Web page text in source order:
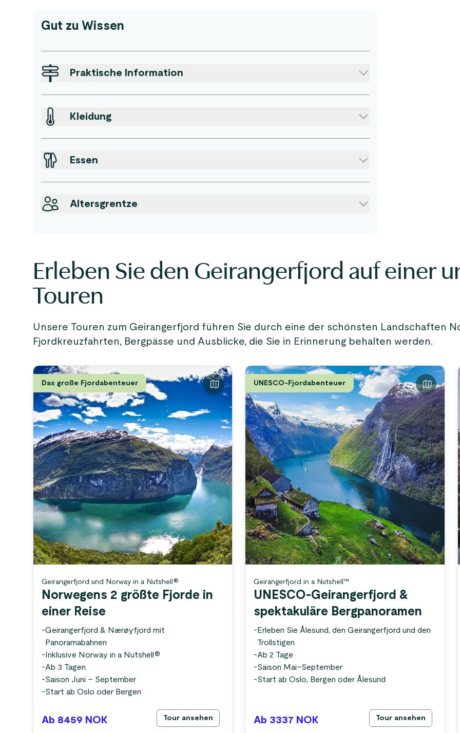
Gut zu Wissen
Praktische Information
Kleidung
Essen
Altersgrentze
Erleben Sie den Geirangerfjord auf einer
Touren
Unsere Touren zum Geirangerfjord führen Sie durch eine der schönsten Landschaften
Fjordkreuzfahrten, Bergpässe und Ausblicke, die Sie in Erinnerung behalten werden.
Das große Fjordabenteuer
Geirangerfjord und Norway in a Nutshell®
Norwegens 2 größte Fjorde in
einer Reise
-Geirangerfjord & Nærøyfjord mit
Panoramabahnen
- Inklusive Norway in a Nutshell®
-Ab 3 Tagen
-Saison Juni – September
-Start ab Oslo oder Bergen
Ab 8459 NOK Tour ansehen
UNESCO-Fjordabenteuer
Geirangerfjord in a Nutshell™
UNESCO-Geirangerfjord &
spektakuläre Bergpanoramen
- Erleben Sie Ålesund, den Geirangerfjord und den
Trollstigen
-Ab 2 Tage
-Saison Mai–September
-Start ab Oslo, Bergen oder Ålesund
Ab 3337 NOK Tour ansehen